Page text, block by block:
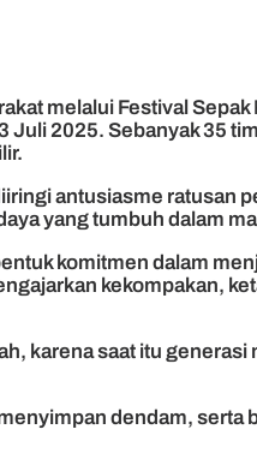
melalui Festival Sepak
2025. Sebanyak 35
antusiasme ratusan
yang tumbuh dalam
komitmen dalam
kekompakan,
karena saat itu generasi
dendam, serta